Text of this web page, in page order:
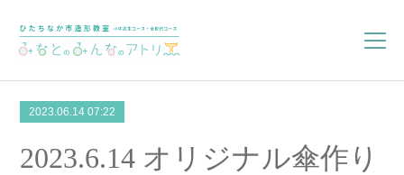
2023.06.14 07:22
2023.6.14 オリジナル傘作り